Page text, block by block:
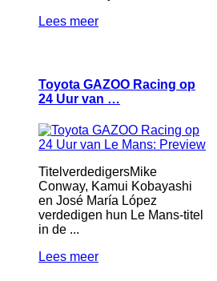
Lees meer
Toyota GAZOO Racing op
24 Uur van …
TitelverdedigersMike
Conway, Kamui Kobayashi
en José María López
verdedigen hun Le Mans-titel
in de ...
Lees meer